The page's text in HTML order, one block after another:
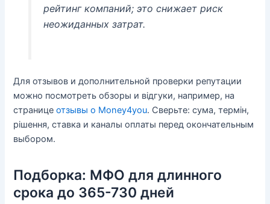
рейтинг компаний; это снижает риск
неожиданных затрат.
Для отзывов и дополнительной проверки репутации
можно посмотреть обзоры и відгуки, например, на
страницеотзывы о Money4you. Сверьте: сума, термін,
рішення, ставка и каналы оплаты перед окончательным
выбором.
Подборка: МФО для длинного
срока до 365-730 дней